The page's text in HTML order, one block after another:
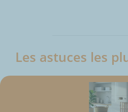
Les astuces les